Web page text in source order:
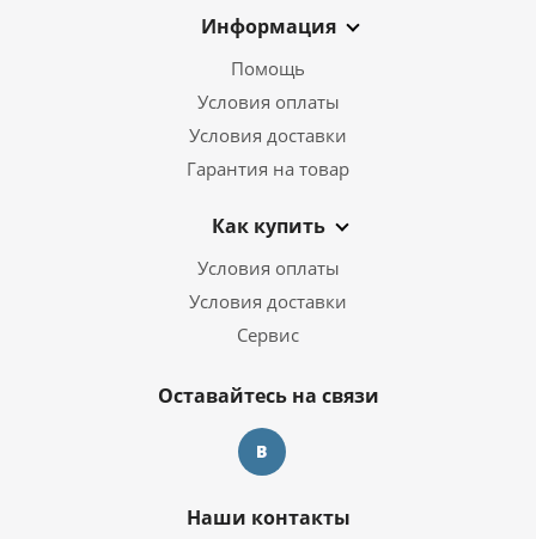
Информация
Помощь
Условия оплаты
Условия доставки
Гарантия на товар
Как купить
Условия оплаты
Условия доставки
Сервис
Оставайтесь на связи
Наши контакты